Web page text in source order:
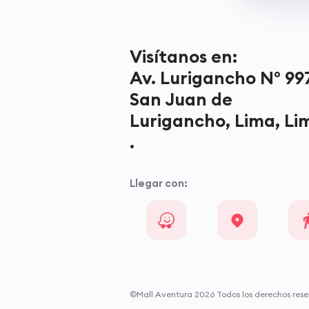
Visítanos en:
Av. Lurigancho N°
San Juan de
Lurigancho, Lima,
.
Llegar con:
©Mall Aventura 2026 Todos los derechos